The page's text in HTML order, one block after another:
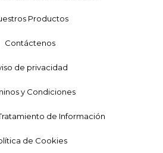
Productos
Contáctenos
de privacidad
y Condiciones
de Información
de Cookies